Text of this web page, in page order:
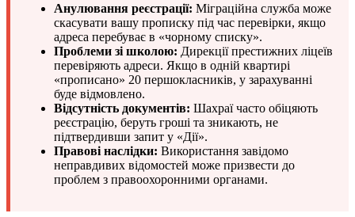
Анулювання реєстрації: Міграційна служба може
скасувати вашу прописку під час перевірки, якщо
адреса перебуває в «чорному списку».
Проблеми зі школою: Дирекції престижних ліцеїв
перевіряють адреси. Якщо в одній квартирі
«прописано» 20 першокласників, у зарахуванні
буде відмовлено.
Відсутність документів: Шахраї часто обіцяють
реєстрацію, беруть гроші та зникають, не
підтвердивши запит у «Дії».
Правові наслідки: Використання завідомо
неправдивих відомостей може призвести до
проблем з правоохоронними органами.